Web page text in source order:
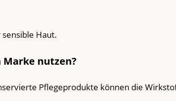
sensible Haut.
Marke nutzen?
Pflegeprodukte können die